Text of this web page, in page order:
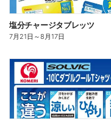
塩分チャージタブレッツ
7月21日 ～8月17日